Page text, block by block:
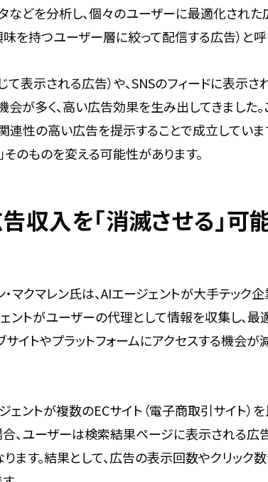
どを分析し、個々のユーザーに最適化された
を持つユーザー層に絞って配信する広告）と呼
表示される広告）や、SNSのフィードに表示
が多く、高い広告効果を生み出してきました
性の高い広告を提示することで成立しています
そのものを変える可能性があります。
収入を「消滅させる」可
クマレン氏は、AIエージェントが大手テック
ェントがユーザーの代理として情報を収集し、
イトやプラットフォームにアクセスする機会
ェントが複数のECサイト（電子商取引サイト）
、ユーザーは検索結果ページに表示される広
ます。結果として、広告の表示回数やクリック